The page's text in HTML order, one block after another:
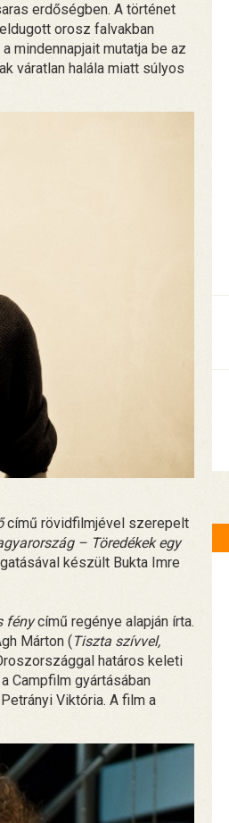
erdőségben. A történet
orosz falvakban
mindennapjait mutatja be az
váratlan halála miatt súlyos
című rövidfilmjével szerepelt
– Töredékek egy
készült Bukta Imre
fénycímű regénye alapján írta.
Márton (Tiszta szívvel,
határos keleti
Campfilm gyártásában
Viktória. A film a